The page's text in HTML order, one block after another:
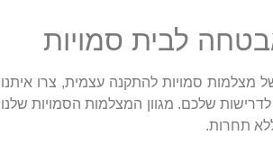
לבית סמויות
סמויות להתקנה עצמית, צרו איתנו
שלכם. מגוון המצלמות הסמויות שלנו
תחרות.